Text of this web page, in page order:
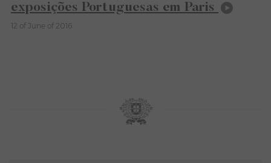
exposições Portuguesas em Paris
12 of June of 2016